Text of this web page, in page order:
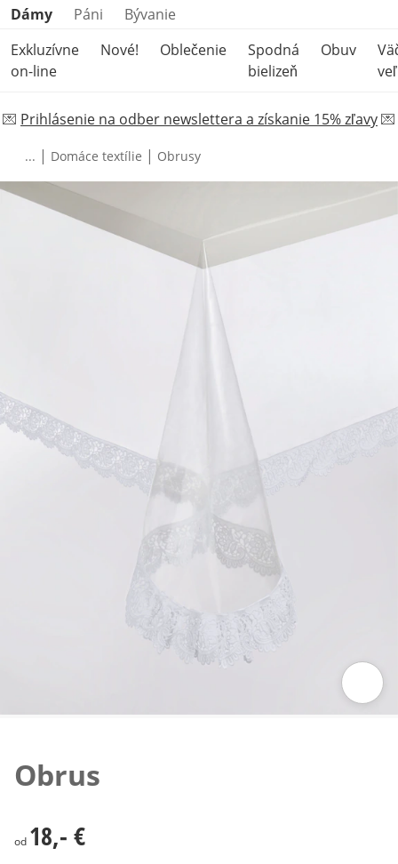
Preskočiť kategórie produktov
Dámy Páni
Bývanie
Exkluzívne
on-line
Nové! Oblečenie
Spodná
bielizeň
Obuv
💌 Prihlásenie na odber newslettera a získanie 15% zľavy💌
... | Domáce textílie | Obrusy
Obrus
18,- €
od 18,- €